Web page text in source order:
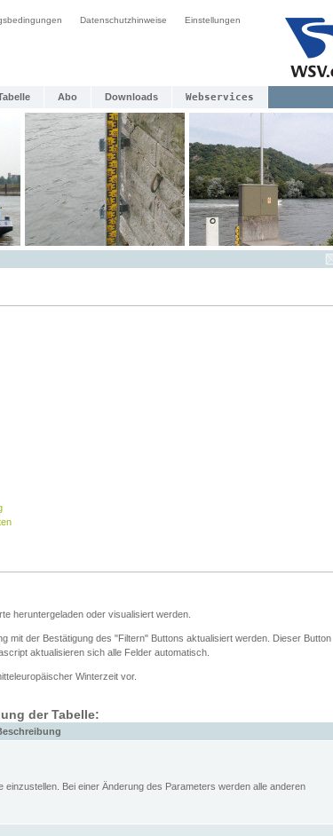
Datenschutzhinweise Einstellungen
Abo Downloads Webservices
heruntergeladen oder visualisiert werden.
mit der Bestätigung des "Filtern" Buttons aktualisiert werden. Dieser Button
aktualisieren sich alle Felder automatisch.
Winterzeit vor.
der Tabelle:
Bei einer Änderung des Parameters werden alle anderen